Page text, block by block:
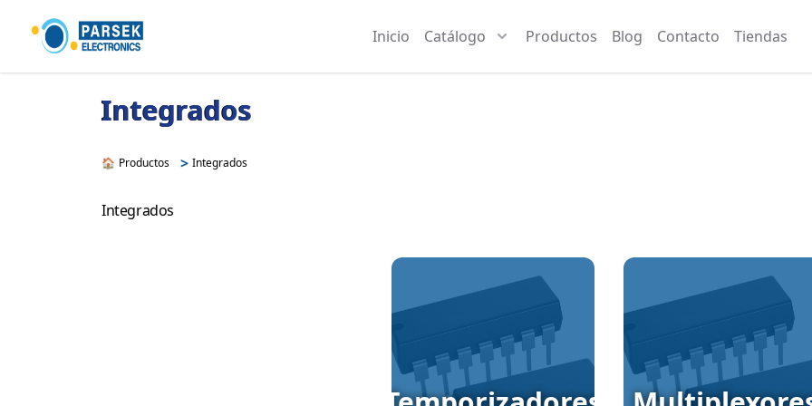
Inicio Catálogo Productos Blog Contacto Tiendas
Integrados
🏠 Productos > Integrados
Integrados